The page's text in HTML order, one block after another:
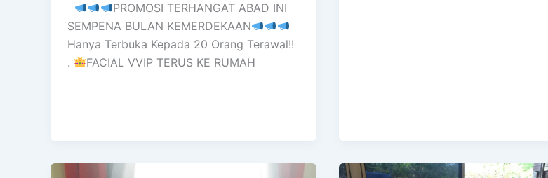
PROMOSI TERHANGAT ABAD INI
SEMPENA BULAN KEMERDEKAAN
Hanya Terbuka Kepada 20 Orang Terawal!!
.
FACIAL VVIP TERUS KE RUMAH